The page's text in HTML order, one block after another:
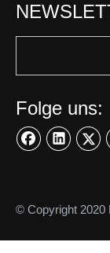
Folge uns:
© Copyright 2020